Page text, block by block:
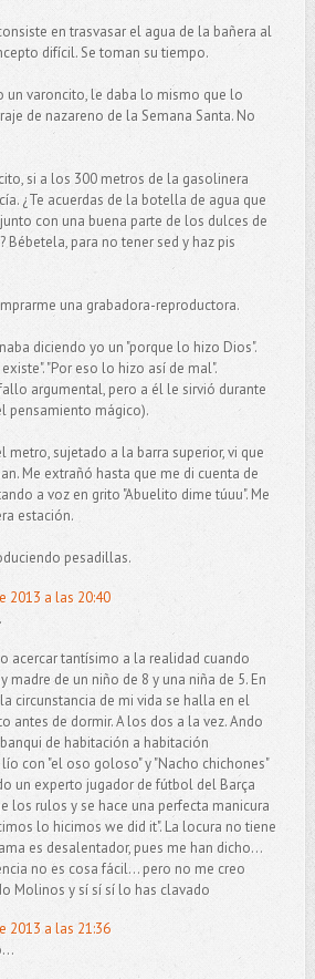
en trasvasar el agua de la bañera al
difícil. Se toman su tiempo.
un varoncito, le daba lo mismo que lo
de nazareno de la Semana Santa. No
si a los 300 metros de la gasolinera
¿Te acuerdas de la botella de agua que
con una buena parte de los dulces de
Bébetela, para no tener sed y haz pis
una grabadora-reproductora.
diciendo yo un "porque lo hizo Dios".
"Por eso lo hizo así de mal".
argumental, pero a él le sirvió durante
pensamiento mágico).
metro, sujetado a la barra superior, vi que
Me extrañó hasta que me di cuenta de
a voz en grito "Abuelito dime túuu". Me
estación.
pesadillas.
2013 a las 20:40
acercar tantísimo a la realidad cuando
madre de un niño de 8 y una niña de 5. En
circunstancia de mi vida se halla en el
antes de dormir. A los dos a la vez. Ando
de habitación a habitación
con "el oso goloso" y "Nacho chichones"
un experto jugador de fútbol del Barça
los rulos y se hace una perfecta manicura
lo hicimos we did it". La locura no tiene
es desalentador, pues me han dicho...
no es cosa fácil... pero no me creo
Molinos y sí sí sí lo has clavado
2013 a las 21:36